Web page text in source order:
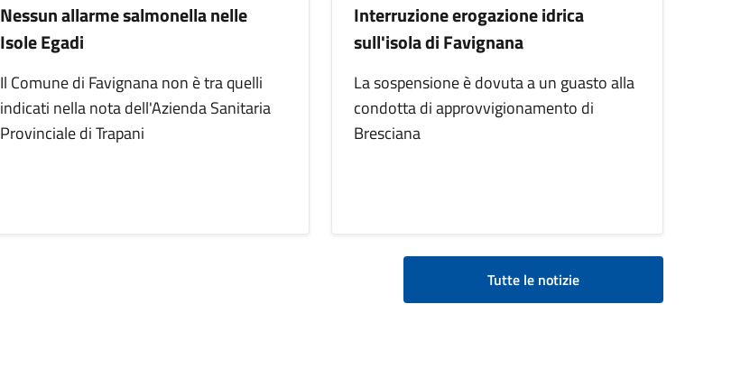
Nessun allarme salmonella nelle
Isole Egadi
Il Comune di Favignana non è tra quelli
indicati nella nota dell'Azienda Sanitaria
Provinciale di Trapani
Interruzione erogazione idrica
sull'isola di Favignana
La sospensione è dovuta a un guasto alla
condotta di approvvigionamento di
Bresciana
Tutte le notizie